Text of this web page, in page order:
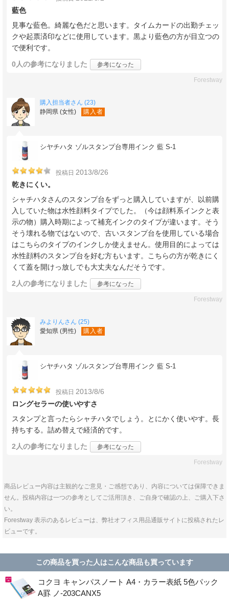
藍色
見事な藍色。綺麗な色だと思います。タイムカードの出勤チェッ
クや起票済印などに使用しています。黒より藍色の方が目立つの
で便利です。
0人の参考になりました 参考になった
Forestway
購入担当者さん (23)
静岡県 (女性)
購入者
シヤチハタ ゾルスタンプ台専用インク 藍 S-1
投稿日 2013/8/26
乾きにくい。
シャチハタさんのスタンプ台をずっと購入していますが、以前購
入していた物は水性顔料タイプでした。（今は顔料系インクと表
示の物）購入時期によって補充インクのタイプが違います。そう
そう壊れる物ではないので、古いスタンプ台を使用している場合
はこちらのタイプのインクしか使えません。使用目的によっては
水性顔料のスタンプ台を好む方もいます。こちらの方が乾きにく
くて蓋を開けっ放しでも大丈夫なんだそうです。
2人の参考になりました 参考になった
Forestway
みよりんさん (25)
愛知県 (男性)
購入者
シヤチハタ ゾルスタンプ台専用インク 藍 S-1
投稿日 2013/8/6
ロングセラーの使いやすさ
スタンプと言ったらシャチハタでしょう。とにかく使いやす。長
持ちする。詰め替えで経済的です。
2人の参考になりました 参考になった
Forestway
商品レビュー内容は主観的なご意見・ご感想であり、内容については保障できま
せん。投稿内容は一つの参考としてご活用頂き、ご自身で確認の上、ご購入下さ
い。
Forestway 表示のあるレビューは、弊社オフィス用品通販サイトに投稿されたレ
ビューです。
この商品を買った人はこんな商品も買っています
コクヨ キャンパスノート A4・カラー表紙 5色パック
A罫 ノ-203CANX5